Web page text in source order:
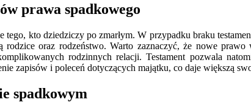
prawa spadkowego
kto dziedziczy po zmarłym. W przypadku braku
rodzice oraz rodzeństwo. Warto zaznaczyć, że nowe
rodzinnych relacji. Testament pozwala
zapisów i poleceń dotyczących majątku, co daje większą
spadkowym